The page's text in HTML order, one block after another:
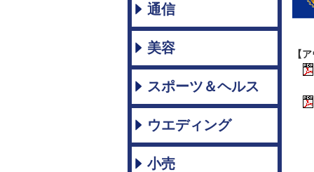
通信
美容
スポーツ＆ヘルス
ウエディング
小売
【